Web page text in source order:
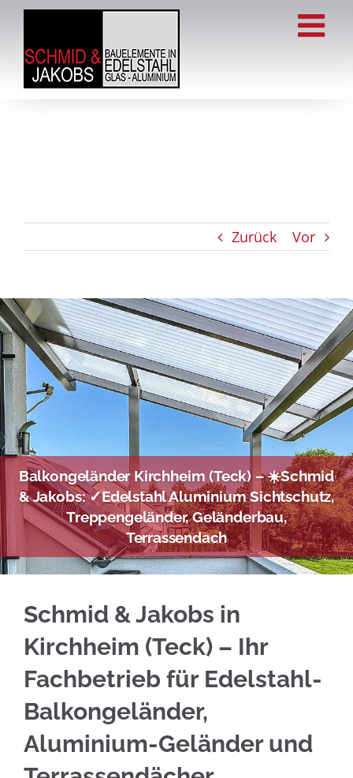
Zum
springen
Zurück Vor
Balkongeländer Kirchheim (Teck) – ☀️Schmid
& Jakobs: ✓Edelstahl Aluminium Sichtschutz,
Treppengeländer, Geländerbau,
Terrassendach
Schmid & Jakobs in
Kirchheim (Teck) – Ihr
Fachbetrieb für Edelstahl-
Balkongeländer,
Aluminium-Geländer und